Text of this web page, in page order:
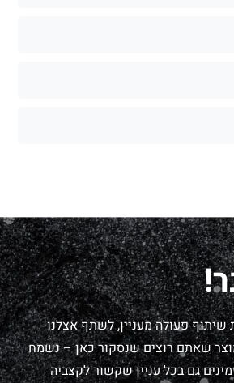
פעולה מעניין, לשתף אצלנו
שאתם רוצים שנסקור כאן – נשמח
גם בכל עניין שקשור לקצביה